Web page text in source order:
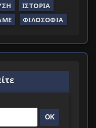
ΙΣΤΟΡΊΑ
ΦΙΛΟΣΟΦΊΑ
ΟΚ